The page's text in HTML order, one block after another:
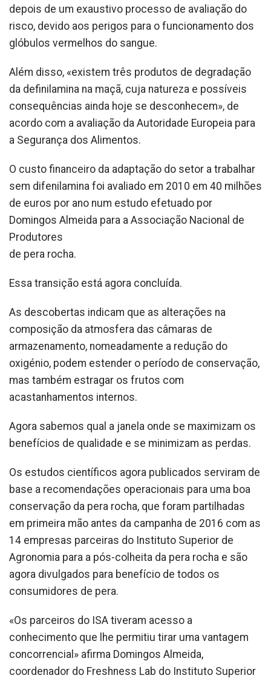
depois de um exaustivo processo de avaliação do
risco, devido aos perigos para o funcionamento dos
glóbulos vermelhos do sangue.
Além disso, «existem três produtos de degradação
da definilamina na maçã, cuja natureza e possíveis
consequências ainda hoje se desconhecem», de
acordo com a avaliação da Autoridade Europeia para
a Segurança dos Alimentos.
O custo financeiro da adaptação do setor a trabalhar
sem difenilamina foi avaliado em 2010 em 40 milhões
de euros por ano num estudo efetuado por
Domingos Almeida para a Associação Nacional de
Produtores
de pera rocha.
Essa transição está agora concluída.
As descobertas indicam que as alterações na
composição da atmosfera das câmaras de
armazenamento, nomeadamente a redução do
oxigénio, podem estender o período de conservação,
mas também estragar os frutos com
acastanhamentos internos.
Agora sabemos qual a janela onde se maximizam os
benefícios de qualidade e se minimizam as perdas.
Os estudos científicos agora publicados serviram de
base a recomendações operacionais para uma boa
conservação da pera rocha, que foram partilhadas
em primeira mão antes da campanha de 2016 com as
14 empresas parceiras do Instituto Superior de
Agronomia para a pós-colheita da pera rocha e são
agora divulgados para benefício de todos os
consumidores de pera.
«Os parceiros do ISA tiveram acesso a
conhecimento que lhe permitiu tirar uma vantagem
concorrencial» afirma Domingos Almeida,
coordenador do Freshness Lab do Instituto Superior